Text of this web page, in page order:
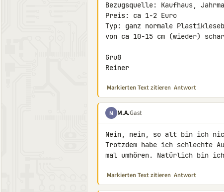
Bezugsquelle: Kaufhaus,
Preis: ca 1-2 Euro
Typ: ganz normale
von ca 10-15 cm (wieder)
Gruß
Reiner
Markierten Text zitieren Antwort
M M.A.Gast
Nein, nein, so alt bin ich
Trotzdem habe ich schlechte
mal umhören. Natürlich bin
Markierten Text zitieren Antwort